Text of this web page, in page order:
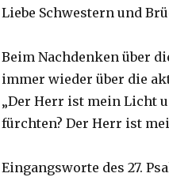
Liebe Schwestern und
Beim Nachdenken über
immer wieder über die
„Der Herr ist mein Licht
fürchten? Der Herr ist
Eingangsworte des 27.